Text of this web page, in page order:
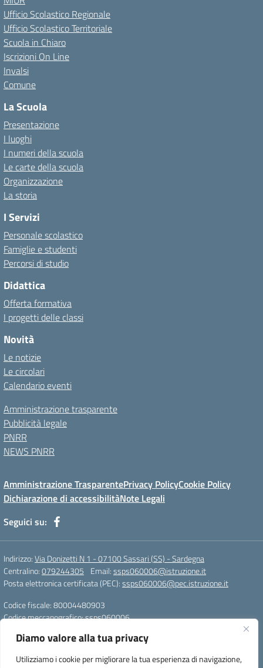
Diamo valore alla tua privacy
Utilizziamo i cookie per migliorare la tua esperienza di navigazione,
Ufficio Scolastico Regionale
Ufficio Scolastico Territoriale
Scuola in Chiaro
Iscrizioni On Line
Invalsi
Comune
La Scuola
Presentazione
I luoghi
I numeri della scuola
Le carte della scuola
Organizzazione
La storia
I Servizi
Personale scolastico
Famiglie e studenti
Percorsi di studio
Didattica
Offerta formativa
I progetti delle classi
Novità
Le notizie
Le circolari
Calendario eventi
Amministrazione trasparente
Pubblicità legale
PNRR
NEWS PNRR
Amministrazione TrasparentePrivacy PolicyCookie Policy
Dichiarazione di accessibilitàNote Legali
Seguici su:
Indirizzo:Via Donizetti N 1 - 07100 Sassari (SS) - Sardegna
Centralino:079244305 Email:ssps060006@istruzione.it
Posta elettronica certificata (PEC):ssps060006@pec.istruzione.it
Codice fiscale: 80004480903
Codice meccanografico:ssps060006
Codice unico di fatturazione (CUF): UFZDAC
TU - 522 - 0316743 LS G. MARCONI SS IBAN